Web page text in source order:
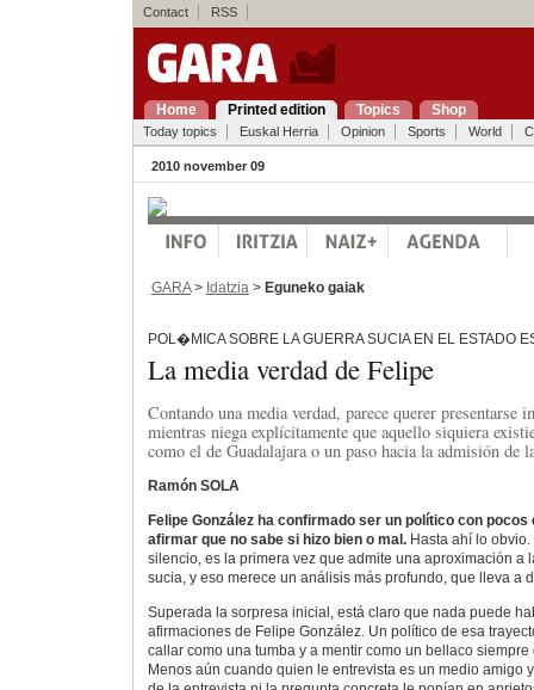
Contact RSS
Home Printed edition Topics Shop
Today topics Euskal Herria Opinion Sports World
2010 november 09
GARA> Idatzia > Eguneko gaiak
POL�MICA SOBRE LA GUERRA SUCIA EN EL ESTADO
La media verdad de Felipe
Contando una media verdad, parece querer presentarse
mientras niega explícitamente que aquello siquiera
como el de Guadalajara o un paso hacia la admisión de
Ramón SOLA
Felipe González ha confirmado ser un político con
afirmar que no sabe si hizo bien o mal.Hasta ahí lo obvio.
silencio, es la primera vez que admite una aproximación a
sucia, y eso merece un análisis más profundo, que lleva a
Superada la sorpresa inicial, está claro que nada puede
afirmaciones de Felipe González. Un político de esa
callar como una tumba y a mentir como un bellaco
Menos aún cuando quien le entrevista es un medio amigo